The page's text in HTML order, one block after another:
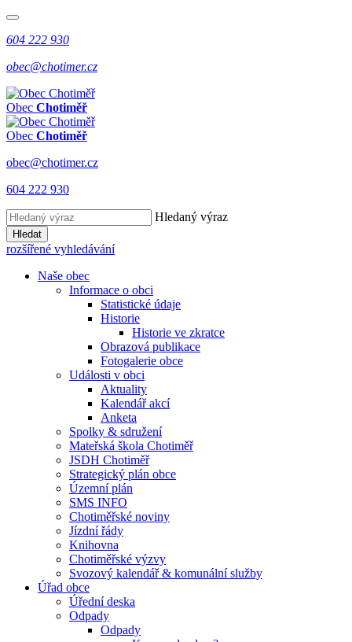
604 222 930
obec@chotimer.cz
Obec Chotiměř
Obec Chotiměř
obec@chotimer.cz
604 222 930
Hledaný výraz
Hledat
rozšířené vyhledávání
Naše obec
Informace o obci
Statistické údaje
Historie
Historie ve zkratce
Obrazová publikace
Fotogalerie obce
Události v obci
Aktuality
Kalendář akcí
Anketa
Spolky & sdružení
Mateřská škola Chotiměř
JSDH Chotiměř
Strategický plán obce
Územní plán
SMS INFO
Chotiměřské noviny
Jízdní řády
Knihovna
Chotiměřské výzvy
Svozový kalendář & komunální služby
Úřad obce
Úřední deska
Odpady
Odpady